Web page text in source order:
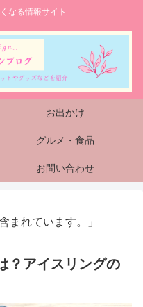
なる情報サイト
お出かけ
グルメ・食品
お問い合わせ
まれています。」
アイスリングの